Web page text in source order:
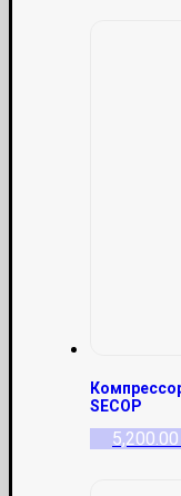
SECOP
5,200.00